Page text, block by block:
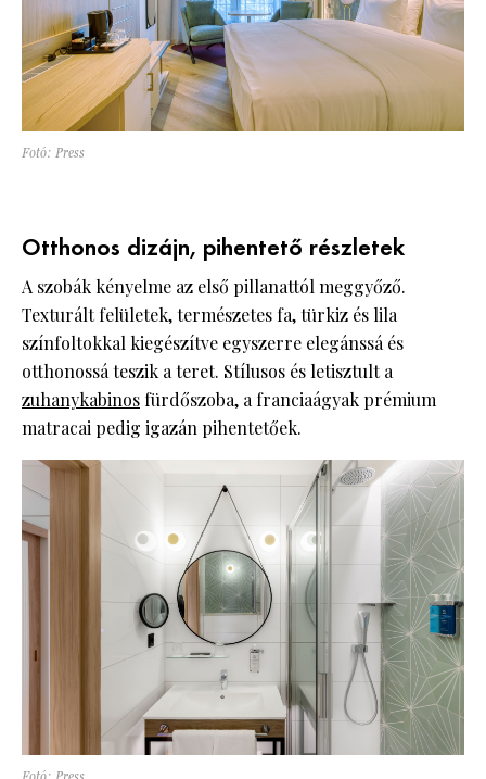
Fotó: Press
Otthonos dizájn, pihentető részletek
A szobák kényelme az első pillanattól meggyőző.
Texturált felületek, természetes fa, türkiz és lila
színfoltokkal kiegészítve egyszerre elegánssá és
otthonossá teszik a teret. Stílusos és letisztult a
zuhanykabinos fürdőszoba, a franciaágyak prémium
matracai pedig igazán pihentetőek.